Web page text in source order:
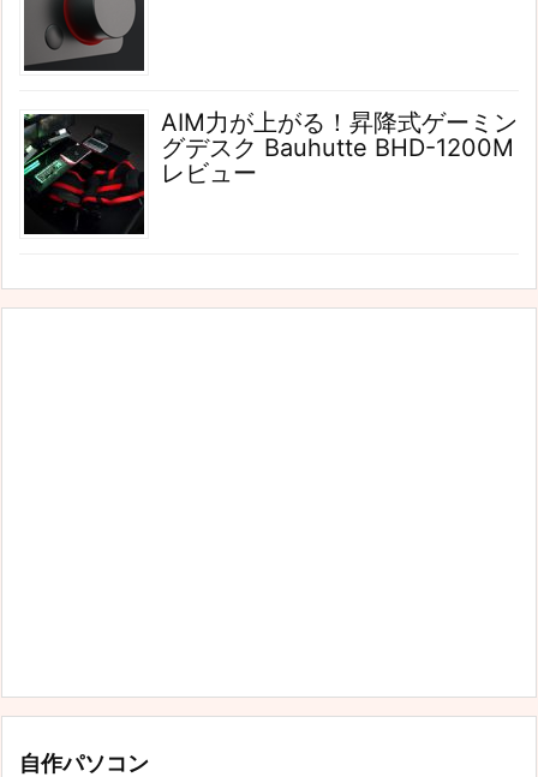
AIM力が上がる！昇降式ゲーミン
グデスク Bauhutte BHD-1200M
レビュー
自作パソコン